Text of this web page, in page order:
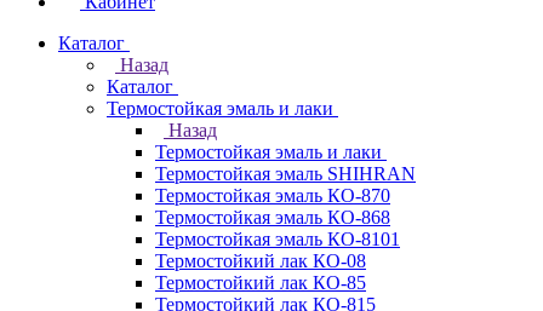
Каталог
Назад
Каталог
Термостойкая эмаль и лаки
Назад
Термостойкая эмаль и лаки
Термостойкая эмаль SHIHRAN
Термостойкая эмаль КО-870
Термостойкая эмаль КО-868
Термостойкая эмаль КО-8101
Термостойкий лак КО-08
Термостойкий лак КО-85
Термостойкий лак КО-815